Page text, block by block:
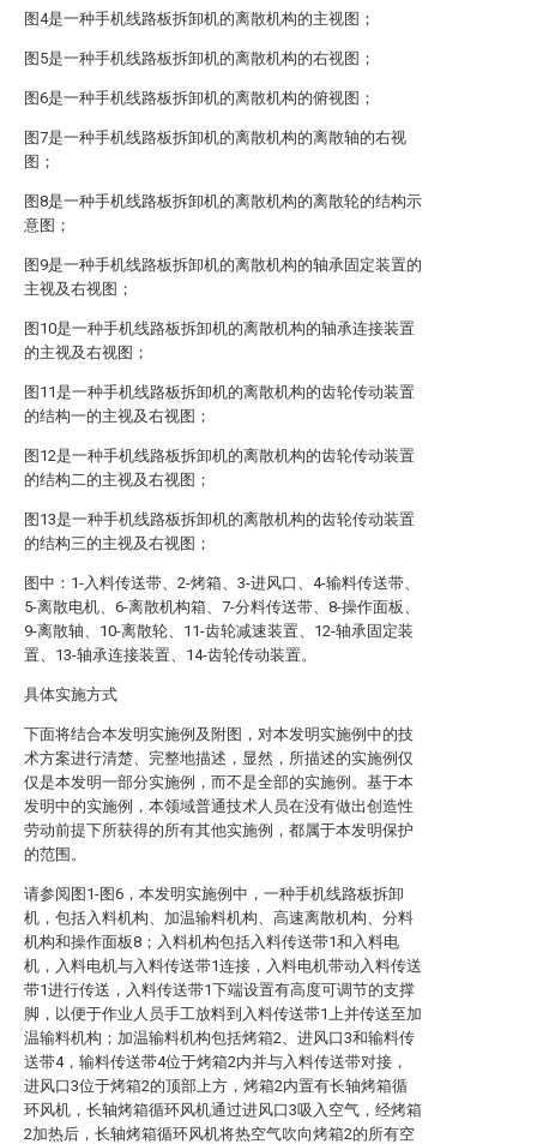
图4是一种手机线路板拆卸机的离散机构的主视图；
图5是一种手机线路板拆卸机的离散机构的右视图；
图6是一种手机线路板拆卸机的离散机构的俯视图；
图7是一种手机线路板拆卸机的离散机构的离散轴的右视
图；
图8是一种手机线路板拆卸机的离散机构的离散轮的结构示
意图；
图9是一种手机线路板拆卸机的离散机构的轴承固定装置的
主视及右视图；
图10是一种手机线路板拆卸机的离散机构的轴承连接装置
的主视及右视图；
图11是一种手机线路板拆卸机的离散机构的齿轮传动装置
的结构一的主视及右视图；
图12是一种手机线路板拆卸机的离散机构的齿轮传动装置
的结构二的主视及右视图；
图13是一种手机线路板拆卸机的离散机构的齿轮传动装置
的结构三的主视及右视图；
图中：1-入料传送带、2-烤箱、3-进风口、4-输料传送带、
5-离散电机、6-离散机构箱、7-分料传送带、8-操作面板、
9-离散轴、10-离散轮、11-齿轮减速装置、12-轴承固定装
置、13-轴承连接装置、14-齿轮传动装置。
具体实施方式
下面将结合本发明实施例及附图，对本发明实施例中的技
术方案进行清楚、完整地描述，显然，所描述的实施例仅
仅是本发明一部分实施例，而不是全部的实施例。基于本
发明中的实施例，本领域普通技术人员在没有做出创造性
劳动前提下所获得的所有其他实施例，都属于本发明保护
的范围。
请参阅图1-图6，本发明实施例中，一种手机线路板拆卸
机，包括入料机构、加温输料机构、高速离散机构、分料
机构和操作面板8；入料机构包括入料传送带1和入料电
机，入料电机与入料传送带1连接，入料电机带动入料传送
带1进行传送，入料传送带1下端设置有高度可调节的支撑
脚，以便于作业人员手工放料到入料传送带1上并传送至加
温输料机构；加温输料机构包括烤箱2、进风口3和输料传
送带4，输料传送带4位于烤箱2内并与入料传送带对接，
进风口3位于烤箱2的顶部上方，烤箱2内置有长轴烤箱循
环风机，长轴烤箱循环风机通过进风口3吸入空气，经烤箱
2加热后，长轴烤箱循环风机将热空气吹向烤箱2的所有空